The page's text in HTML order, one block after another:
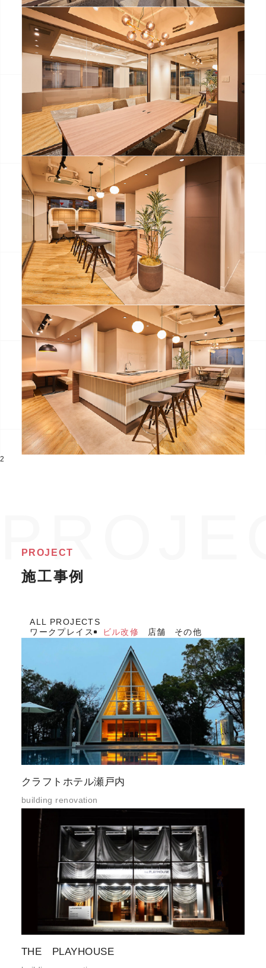
2
PROJECT
施工事例
ALL PROJECTS
ワークプレイス
ビル改修 店舗 その他
クラフトホテル瀬戸内
building renovation
THE PLAYHOUSE